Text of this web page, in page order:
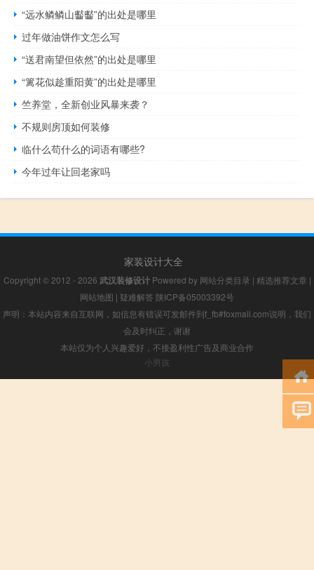
“远水鳞鳞山齾齾”的出处是哪里
过年做油饼作文怎么写
“送君南望但依然”的出处是哪里
“篱花似趁重阳黄”的出处是哪里
竺养堂，全新创业风暴来袭？
不规则房顶如何装修
临什么苟什么的词语有哪些?
今年过年让回老家吗
家装设计大全
Copyright © 2012 - 2026 武汉装修设计Powered by 网站分类目录 | 精选推荐文章 |
网站地图 | 疑难解答 陕ICP备05003392号
声明：本站内容来自互联网，如信息有错误可发邮件到f_fb#foxmail.com说明，我们
会及时纠正，谢谢
本站仅为个人兴趣爱好，不接盈利性广告及商业合作
小男孩